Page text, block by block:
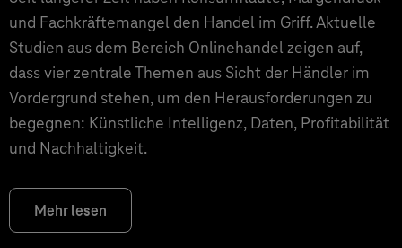
und Fachkräftemangel den Handel im Griff. Aktuelle
Studien aus dem Bereich Onlinehandel zeigen auf,
dass vier zentrale Themen aus Sicht der Händler im
Vordergrund stehen, um den Herausforderungen zu
begegnen: Künstliche Intelligenz, Daten, Profitabilität
und Nachhaltigkeit.
Mehr lesen